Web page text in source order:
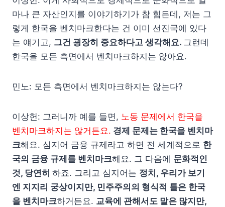
마나 큰 자산인지를 이야기하기가 참 힘든데, 저는 그
렇게 한국을 벤치마크한다는 건 이미 선진국에 있다
는 얘기고, 그건 굉장히 중요하다고 생각해요. 그런데
한국을 모든 측면에서 벤치마크하지는 않아요.
민노: 모든 측면에서 벤치마크하지는 않는다?
이상헌: 그러니까 예를 들면, 노동 문제에서 한국을
벤치마크하지는 않거든요. 경제 문제는 한국을 벤치마
크해요. 심지어 금융 규제라고 하면 전 세계적으로 한
국의 금융 규제를 벤치마크해요. 그 다음에 문화적인
것, 당연히 하죠. 그리고 심지어는 정치, 우리가 보기
엔 지지리 궁상이지만, 민주주의의 형식적 틀은 한국
을 벤치마크하거든요. 교육에 관해서도 말은 많지만,